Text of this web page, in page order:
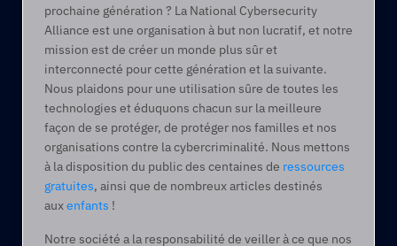
prochaine génération ? La National Cybersecurity
Alliance est une organisation à but non lucratif, et notre
mission est de créer un monde plus sûr et
interconnecté pour cette génération et la suivante.
Nous plaidons pour une utilisation sûre de toutes les
technologies et éduquons chacun sur la meilleure
façon de se protéger, de protéger nos familles et nos
organisations contre la cybercriminalité. Nous mettons
à la disposition du public des centaines de ressources
gratuites, ainsi que de nombreux articles destinés
aux enfants !
Notre société a la responsabilité de veiller à ce que nos